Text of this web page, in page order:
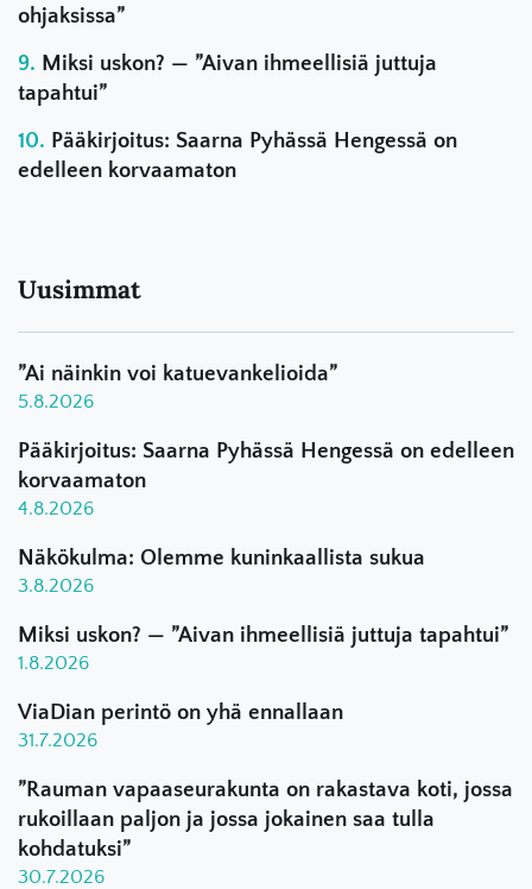
ohjaksissa”
Miksi uskon? — ”Aivan ihmeellisiä juttuja
tapahtui”
Pääkirjoitus: Saarna Pyhässä Hengessä on
edelleen korvaamaton
Uusimmat
”Ai näinkin voi katuevankelioida”
5.8.2026
Pääkirjoitus: Saarna Pyhässä Hengessä on edelleen
korvaamaton
4.8.2026
Näkökulma: Olemme kuninkaallista sukua
3.8.2026
Miksi uskon? — ”Aivan ihmeellisiä juttuja tapahtui”
1.8.2026
ViaDian perintö on yhä ennallaan
31.7.2026
”Rauman vapaaseurakunta on rakastava koti, jossa
rukoillaan paljon ja jossa jokainen saa tulla
kohdatuksi”
30.7.2026